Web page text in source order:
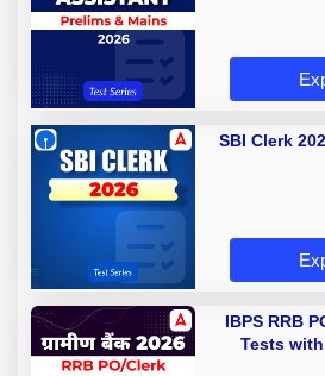
SBI Clerk
IBPS RRB
Tests